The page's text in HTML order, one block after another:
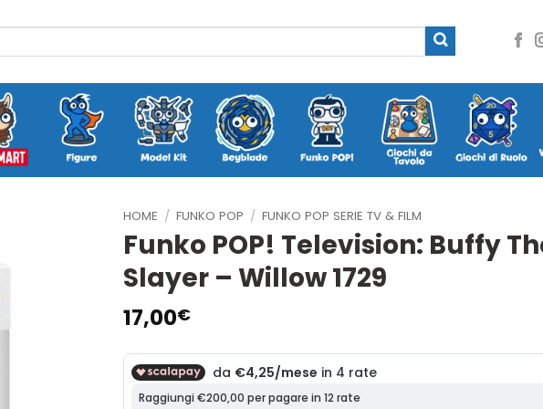
HOME / FUNKO POP / FUNKO POP SERIE TV & FILM
Funko POP! Television: Buffy
Slayer – Willow 1729
17,00€